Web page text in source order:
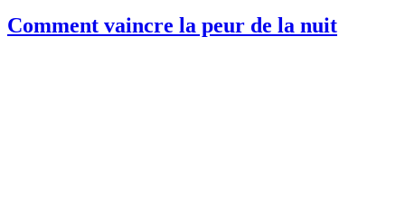
Comment vaincre la peur de la nuit